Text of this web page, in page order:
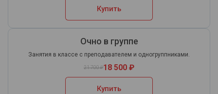
Купить
Очно в группе
Занятия в классе с преподавателем и одногруппниками.
21 700 ₽18 500 ₽
Купить